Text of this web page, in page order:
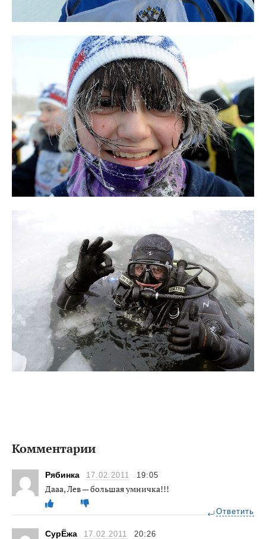
Комментарии
Рябинка 17.02.2011 19:05
Дааа, Лев — большая умничка!!!
Ответить
СурЁжа 17.02.2011 20:26